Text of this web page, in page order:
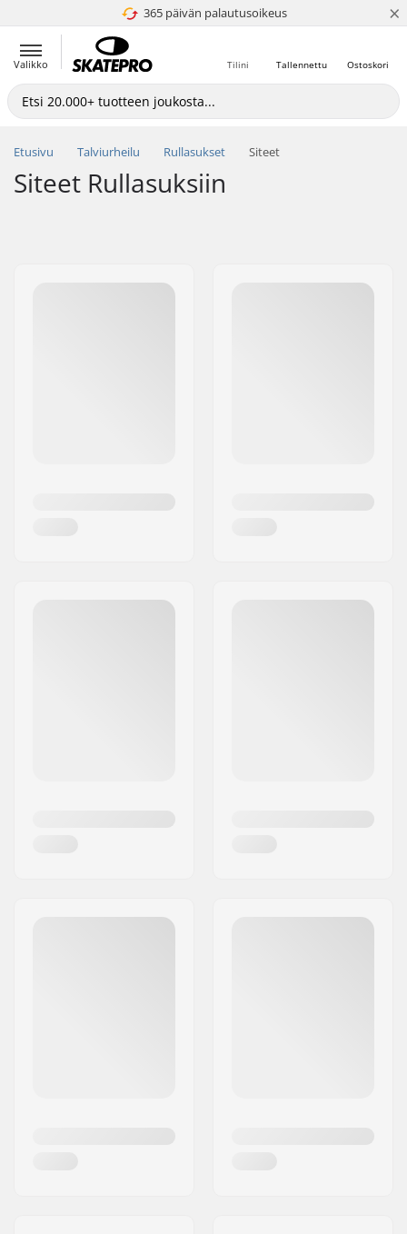
365 päivän palautusoikeus
4.8 / 5 ×
Valikko Ostoskori
Tallennettu
Tilini
Etusivu Talviurheilu Rullasukset Siteet
Siteet Rullasuksiin